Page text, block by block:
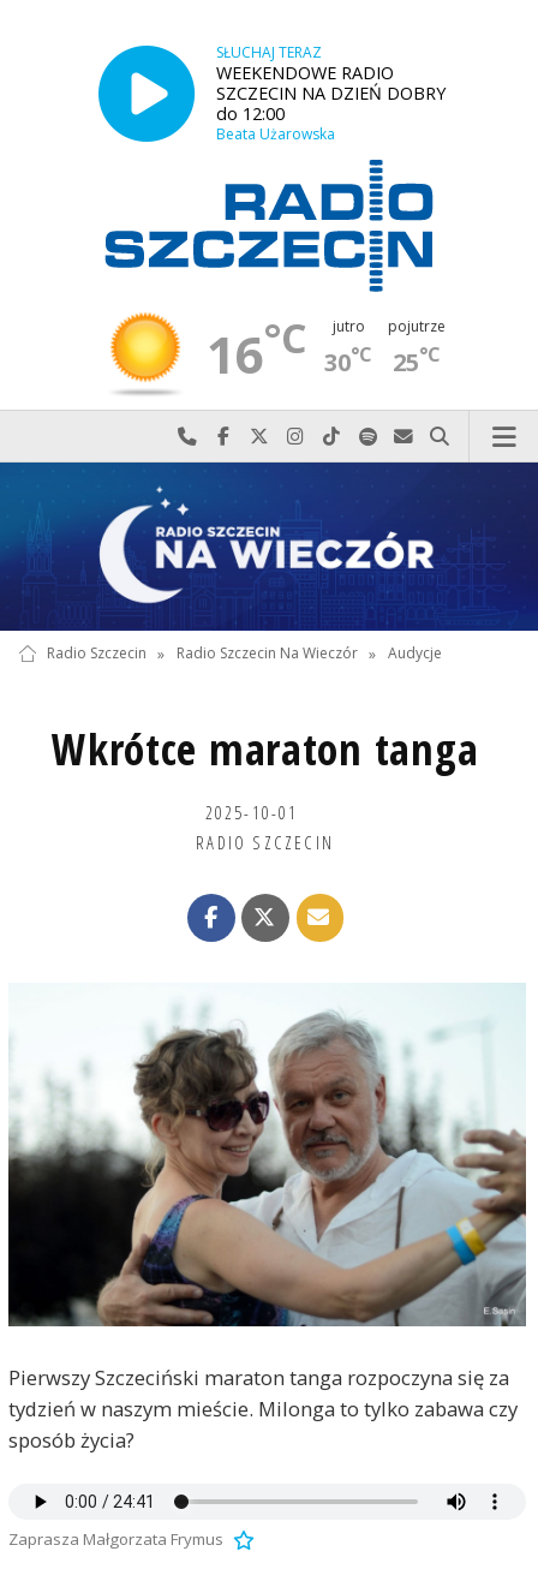
SŁUCHAJ TERAZ
WEEKENDOWE RADIO
SZCZECIN NA DZIEŃ DOBRY
do 12:00
Beata Użarowska
16°C jutro
30°C
pojutrze
25°C
Najlepiej po prostu do nas zadzwoń
Odwiedź nas na Facebook-u
Odwiedź nas na X
Odwiedź nas na Instagram-ie
Odwiedź nas na TikTok-u
Szukaj nas na Spotify
Wyślij do nas
Szukaj
Radio Szczecin » Radio Szczecin Na Wieczór » Audycje
Wkrótce maraton tanga
2025-10-01
RADIO SZCZECIN
Pierwszy Szczeciński maraton tanga rozpoczyna się za
tydzień w naszym mieście. Milonga to tylko zabawa czy
sposób życia?
Zaprasza Małgorzata Frymus